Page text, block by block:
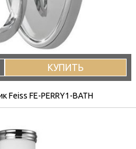
КУПИТЬ
Feiss FE-PERRY1-BATH